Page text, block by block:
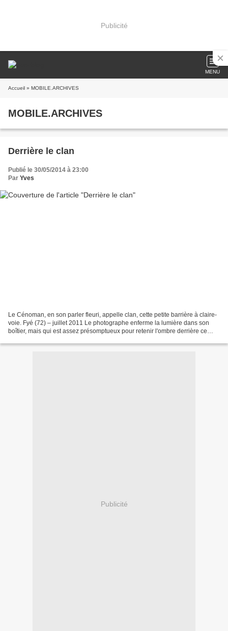
Publicité
MENU
Accueil » MOBILE.ARCHIVES
MOBILE.ARCHIVES
Derrière le clan
Publié le 30/05/2014 à 23:00
Par Yves
Le Cénoman, en son parler fleuri, appelle clan, cette petite barrière à claire-
voie. Fyé (72) – juillet 2011 Le photographe enferme la lumière dans son
boîtier, mais qui est assez présomptueux pour retenir l'ombre derrière ce
Publicité